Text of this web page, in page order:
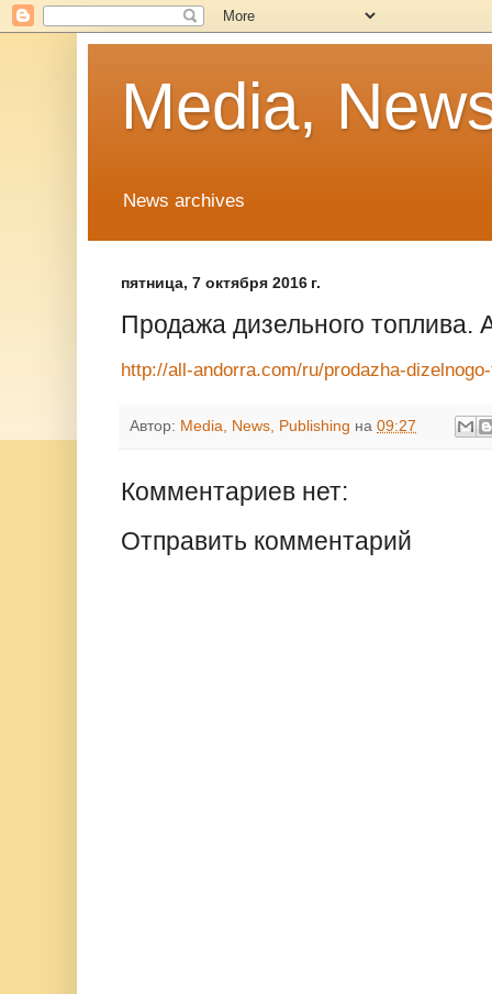
Media,
News archives
пятница, 7 октября 2016 г.
Продажа дизельного топлива.
http://all-andorra.com/ru/prodazha-
Автор: Media, News, Publishing на 09:27
Комментариев нет:
Отправить комментарий